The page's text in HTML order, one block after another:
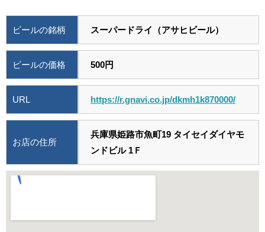
ビールの銘柄 スーパードライ（アサヒビール）
ビールの価格 500円
URL https://r.gnavi.co.jp/dkmh1k870000/
お店の住所
兵庫県姫路市魚町19 タイセイダイヤモ
ンドビル 1Ｆ